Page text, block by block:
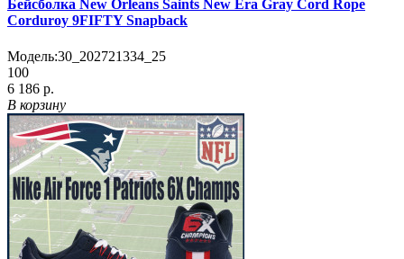
Бейсболка New Orleans Saints New Era Gray Cord Rope
Corduroy 9FIFTY Snapback
Модель:30_202721334_25
100
6 186 р.
В корзину